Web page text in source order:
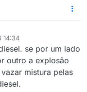
14:34
se por um lado
outro a explosão
mistura pelas